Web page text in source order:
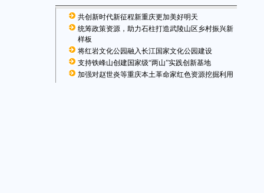
共创新时代新征程新重庆更加美好明天
统筹政策资源，助力石柱打造武陵山区乡村振兴新
样板
将红岩文化公园融入长江国家文化公园建设
支持铁峰山创建国家级“两山”实践创新基地
加强对赵世炎等重庆本土革命家红色资源挖掘利用